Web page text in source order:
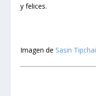
y felices.
Imagen de Sasin Tipchai